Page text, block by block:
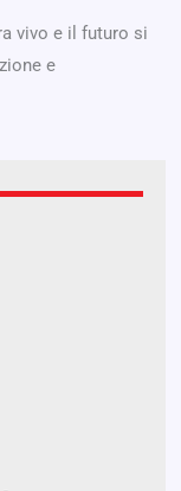
vivo e il futuro si
e